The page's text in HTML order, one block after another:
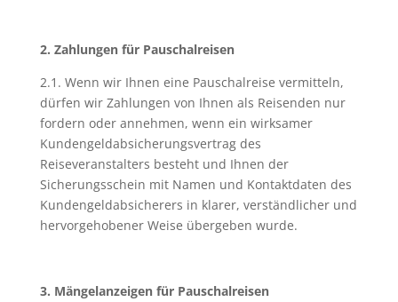
2. Zahlungen für Pauschalreisen
2.1. Wenn wir Ihnen eine Pauschalreise vermitteln,
dürfen wir Zahlungen von Ihnen als Reisenden nur
fordern oder annehmen, wenn ein wirksamer
Kundengeldabsicherungsvertrag des
Reiseveranstalters besteht und Ihnen der
Sicherungsschein mit Namen und Kontaktdaten des
Kundengeldabsicherers in klarer, verständlicher und
hervorgehobener Weise übergeben wurde.
3. Mängelanzeigen für Pauschalreisen